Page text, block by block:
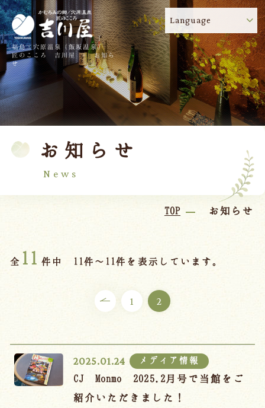
福島・穴原温泉（飯坂温泉）
匠のこころ 吉川屋 - お知ら
せ
Language
お知らせ
News
TOP お知らせ
全 11 件中 11件～11件を表示しています。
1 2
2025.01.24 メディア情報
CJ Monmo 2025.2月号で当館をご
紹介いただきました！
! 吉川屋のコロナウイルス感染症対策について
TOP 吉川屋について
温泉 客室
料理
館内
ご宿泊プラン
お部屋からプランを選ぶ
空室カレンダーから選ぶ